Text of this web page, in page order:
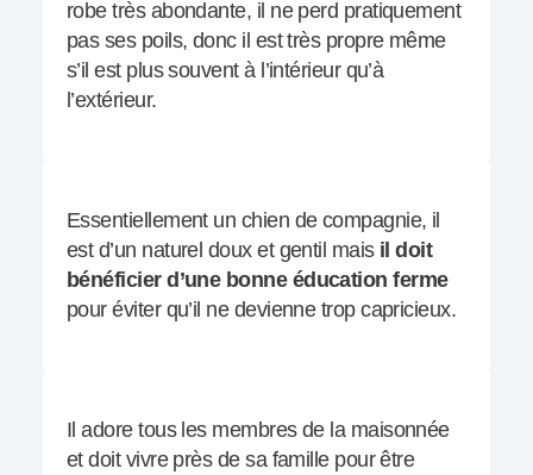
robe très abondante, il ne perd pratiquement
pas ses poils, donc il est très propre même
s’il est plus souvent à l’intérieur qu’à
l’extérieur.
Essentiellement un chien de compagnie, il
est d’un naturel doux et gentil mais il doit
bénéficier d’une bonne éducation ferme
pour éviter qu’il ne devienne trop capricieux.
Il adore tous les membres de la maisonnée
et doit vivre près de sa famille pour être